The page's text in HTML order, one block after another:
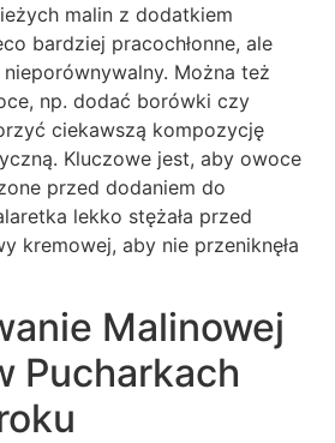
malin z dodatkiem
bardziej pracochłonne, ale
Można też
np. dodać borówki czy
ciekawszą kompozycję
Kluczowe jest, aby owoce
przed dodaniem do
lekko stężała przed
kremowej, aby nie przeniknęła
Malinowej
Pucharkach